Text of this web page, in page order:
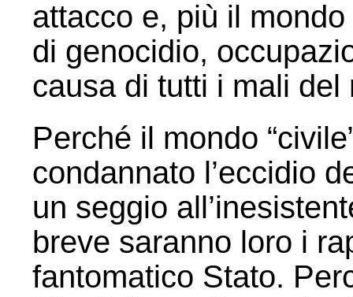
attacco e, più il
di genocidio,
causa di tutti i mali del
Perché il mondo
condannato l’eccidio
un seggio
breve saranno loro i
fantomatico Stato.